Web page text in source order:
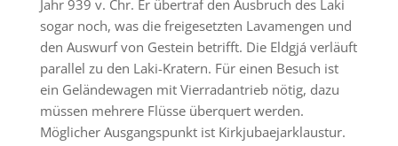
Jahr 939 v. Chr. Er übertraf den Ausbruch des Laki
sogar noch, was die freigesetzten Lavamengen und
den Auswurf von Gestein betrifft. Die Eldgjá verläuft
parallel zu den Laki-Kratern. Für einen Besuch ist
ein Geländewagen mit Vierradantrieb nötig, dazu
müssen mehrere Flüsse überquert werden.
Möglicher Ausgangspunkt ist Kirkjubaejarklaustur.